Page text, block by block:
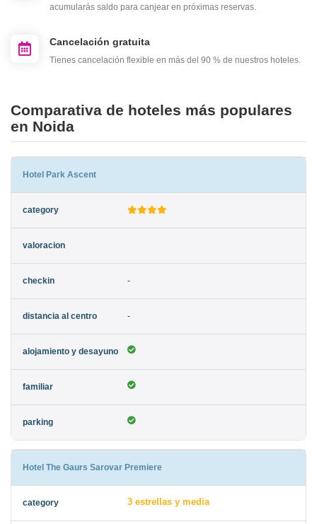
acumularás saldo para canjear en próximas reservas.
Cancelación gratuita
Tienes cancelación flexible en más del 90 % de nuestros hoteles.
Comparativa de hoteles más populares
en Noida
Hotel Park Ascent
-
-
Hotel The Gaurs Sarovar Premiere
3 estrellas y media